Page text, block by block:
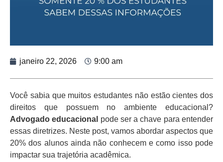
janeiro 22, 2026 9:00 am
Você sabia que muitos estudantes não estão cientes dos
direitos que possuem no ambiente educacional?
Advogado educacional pode ser a chave para entender
essas diretrizes. Neste post, vamos abordar aspectos que
20% dos alunos ainda não conhecem e como isso pode
impactar sua trajetória acadêmica.